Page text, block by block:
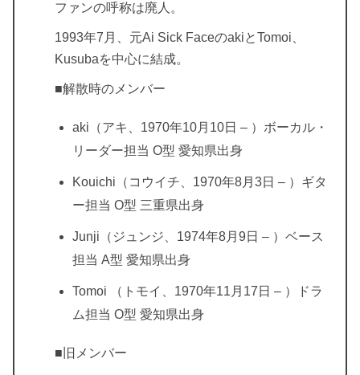
ファンの呼称は廃人。
1993年7月、元Ai Sick FaceのakiとTomoi、
Kusubaを中心に結成。
■解散時のメンバー
aki（アキ、1970年10月10日 – ）ボーカル・
リーダー担当 O型 愛知県出身
Kouichi（コウイチ、1970年8月3日 – ）ギタ
ー担当 O型 三重県出身
Junji（ジュンジ、1974年8月9日 – ）ベース
担当 A型 愛知県出身
Tomoi （トモイ、1970年11月17日 – ）ドラ
ム担当 O型 愛知県出身
■旧メンバー